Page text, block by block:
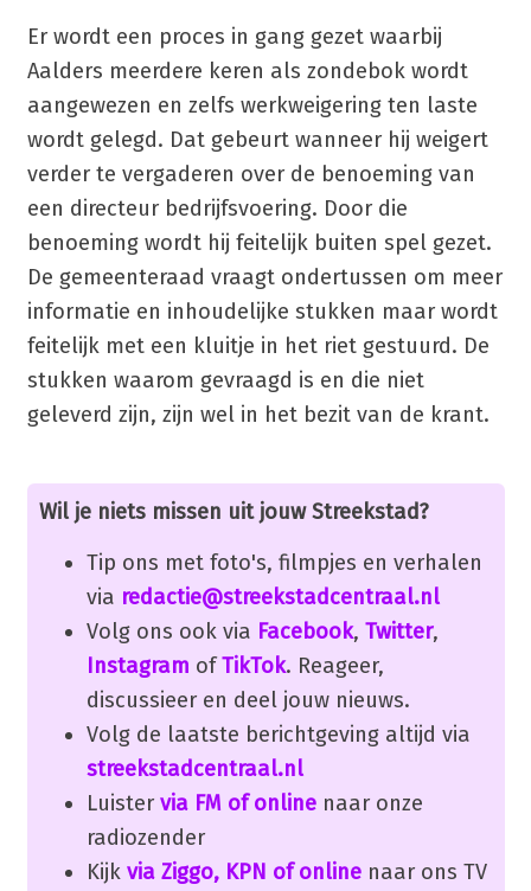
Er wordt een proces in gang gezet waarbij
Aalders meerdere keren als zondebok wordt
aangewezen en zelfs werkweigering ten laste
wordt gelegd. Dat gebeurt wanneer hij weigert
verder te vergaderen over de benoeming van
een directeur bedrijfsvoering. Door die
benoeming wordt hij feitelijk buiten spel gezet.
De gemeenteraad vraagt ondertussen om meer
informatie en inhoudelijke stukken maar wordt
feitelijk met een kluitje in het riet gestuurd. De
stukken waarom gevraagd is en die niet
geleverd zijn, zijn wel in het bezit van de krant.
Wil je niets missen uit jouw Streekstad?
Tip ons met foto's, filmpjes en verhalen
via redactie@streekstadcentraal.nl
Volg ons ook via Facebook, Twitter,
Instagram ofTikTok. Reageer,
discussieer en deel jouw nieuws.
Volg de laatste berichtgeving altijd via
streekstadcentraal.nl
Luister via FM of onlinenaar onze
radiozender
Kijk via Ziggo, KPN of onlinenaar ons TV